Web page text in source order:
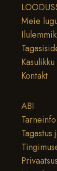
Meie
Kasulikku
Kontakt
ABI
Tarneinfo
Tagastus